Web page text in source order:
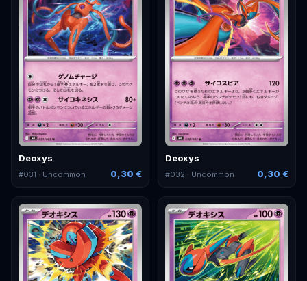
Deoxys
#031 · Uncommon 0,30 €
Deoxys
#032 · Uncommon 0,30 €